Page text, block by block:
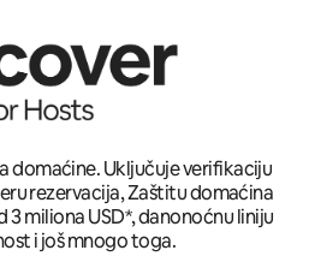
domaćine. Uključuje verifikaciju
rezervacija, Zaštitu domaćina
3 miliona USD*, danonoćnu liniju
i još mnogo toga.